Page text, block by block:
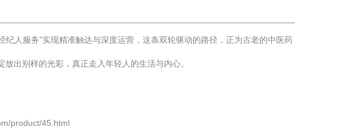
人服务”实现精准触达与深度运营，这条双轮驱动的路径，正为古老的中医药
出别样的光彩，真正走入年轻人的生活与内心。
product/45.html